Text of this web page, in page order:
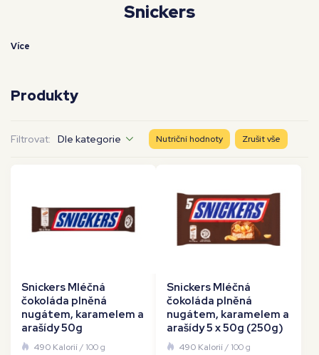
Snickers
Více
Produkty
Filtrovat: Dle kategorie Nutriční hodnoty Zrušit vše
Snickers Mléčná
čokoláda plněná
nugátem, karamelem a
arašídy 50g
490 Kalorií/ 100 g
Snickers Mléčná
čokoláda plněná
nugátem, karamelem a
arašídy 5 x 50g (250g)
490 Kalorií/ 100 g